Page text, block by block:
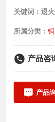
进行一次严
行吹扫。氮
金行业的钢
料的热处理
成，罩壳由
管内，配套
并设有管内
关键词：退
所属分类：
产品咨
产品